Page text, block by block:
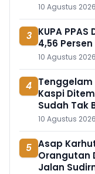
10 Agustus 2026
3 KUPA
4,56 Persen
10 Agustus 2026
4 Tenggelam
Kaspi
Sudah Tak
10 Agustus 2026
5 Asap
Orangutan
Jalan